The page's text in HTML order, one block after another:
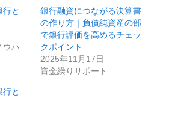
と
ウハ
銀行融資につながる決算書
の作り方｜負債純資産の部
で銀行評価を高めるチェッ
クポイント
2025年11月17日
資金繰りサポート
と